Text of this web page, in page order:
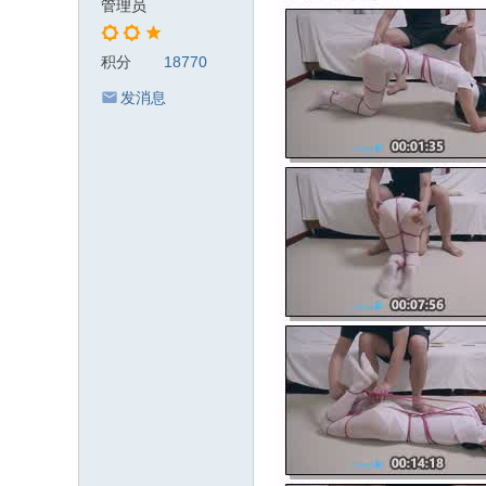
管理员
积分 18770
发消息